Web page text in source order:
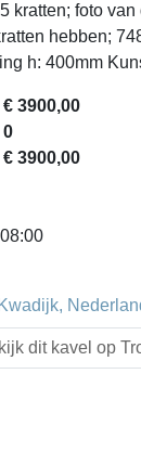
kratten; foto
hebben;
h: 400mm
€ 3900,00
0
€ 3900,00
dit kavel op